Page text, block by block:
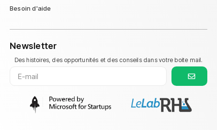
Besoin d'aide
Newsletter
Des histoires, des opportunités et des conseils dans votre boite mail.